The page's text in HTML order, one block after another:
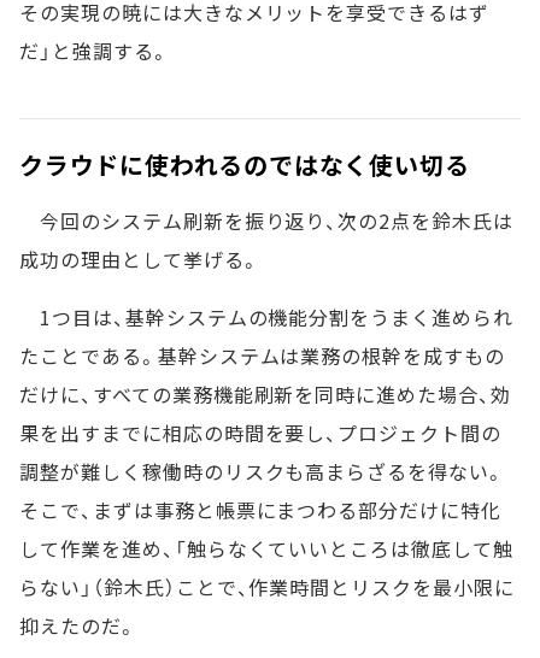
その実現の暁には大きなメリットを享受できるはず
だ」と強調する。
クラウドに使われるのではなく使い切る
今回のシステム刷新を振り返り、次の2点を鈴木氏は
成功の理由として挙げる。
1つ目は、基幹システムの機能分割をうまく進められ
たことである。基幹システムは業務の根幹を成すもの
だけに、すべての業務機能刷新を同時に進めた場合、効
果を出すまでに相応の時間を要し、プロジェクト間の
調整が難しく稼働時のリスクも高まらざるを得ない。
そこで、まずは事務と帳票にまつわる部分だけに特化
して作業を進め、「触らなくていいところは徹底して触
らない」（鈴木氏）ことで、作業時間とリスクを最小限に
抑えたのだ。